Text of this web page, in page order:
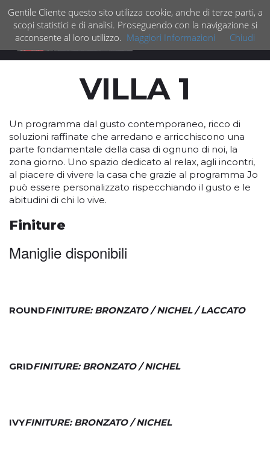
barra
VILLA 1
Un programma dal gusto contemporaneo, ricco di
soluzioni raffinate che arredano e arricchiscono una
parte fondamentale della casa di ognuno di noi, la
zona giorno. Uno spazio dedicato al relax, agli incontri,
al piacere di vivere la casa che grazie al programma Jo
può essere personalizzato rispecchiando il gusto e le
abitudini di chi lo vive.
Finiture
Maniglie disponibili
ROUNDFINITURE: BRONZATO / NICHEL / LACCATO
GRIDFINITURE: BRONZATO / NICHEL
IVYFINITURE: BRONZATO / NICHEL
Gentile Cliente questo sito utilizza cookie, anche di terze parti, a
scopi statistici e di analisi. Proseguendo con la navigazione si
acconsente al loro utilizzo. Maggiori Informazioni Chiudi